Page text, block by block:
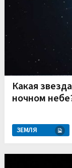
Какая
ночном
ЗЕМЛЯ